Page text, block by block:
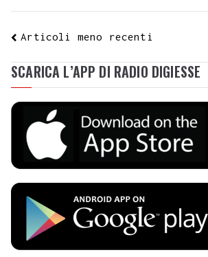
Articoli meno recenti
SCARICA L’APP DI RADIO DIGIESSE